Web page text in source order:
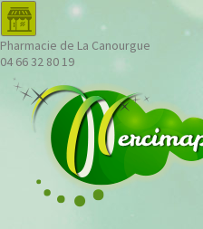
Pharmacie de La Canourgue
04 66 32 80 19